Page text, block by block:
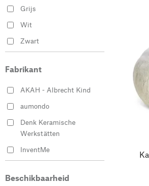
Grijs
Wit
Zwart
Fabrikant
AKAH - Albrecht Kind
aumondo
Denk Keramische
Werkstätten
InventMe
Beschikbaarheid